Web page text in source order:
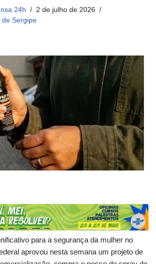
24h
2 de julho de 2026
de Sergipe
para a segurança da mulher no
aprovou nesta semana um projeto de